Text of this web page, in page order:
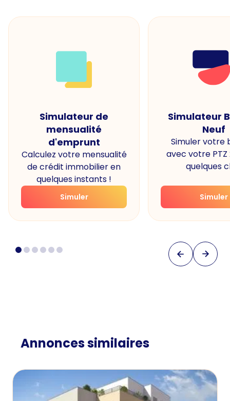
Simulateur de
mensualité
d'emprunt
Calculez votre mensualité
de crédit immobilier en
quelques instants !
Simuler
Simulateur
Neuf
Simuler votre
avec votre PTZ
quelques
Simuler
Annonces similaires